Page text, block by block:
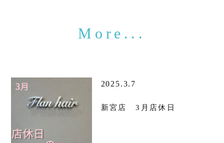
2025.3.7
新宮店 3月店休日